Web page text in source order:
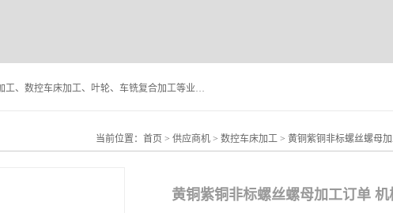
深圳市宝安区石岩瑞鑫五金制品厂主要经营丝杆加工、恒压阀、长轴加工、数控车床加工、叶轮、车铣复合加工等业务,深圳市宝安区石岩瑞鑫五金制品厂产品广泛应用于按摩椅、各类阀门、电机等石化类、机械类产品.
当前位置： 首页 > 供应商机 > 数控车床加工 > 黄铜紫铜非标螺丝螺母